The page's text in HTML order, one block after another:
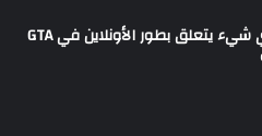
شراير: روكستار لن تكشف عن أي شيء يتعلق بطور الأونلاين في GTA